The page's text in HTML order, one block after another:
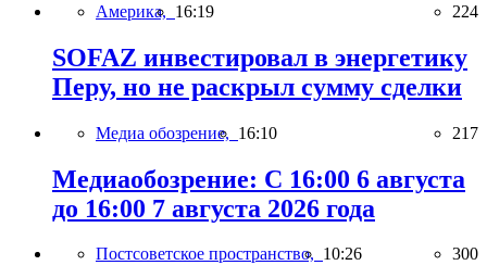
Америка, 16:19 224
SOFAZ инвестировал в энергетику
Перу, но не раскрыл сумму сделки
Медиа обозрение, 16:10 217
Медиаобозрение: С 16:00 6 августа
до 16:00 7 августа 2026 года
Постсоветское пространство, 10:26 300